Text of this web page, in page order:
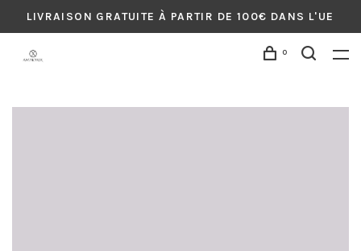
LIVRAISON GRATUITE À PARTIR DE 100€ DANS L'UE
0